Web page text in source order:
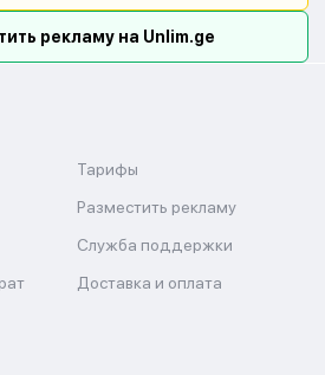
рекламу на Unlim.ge
Тарифы
Разместить рекламу
Служба поддержки
Доставка и оплата